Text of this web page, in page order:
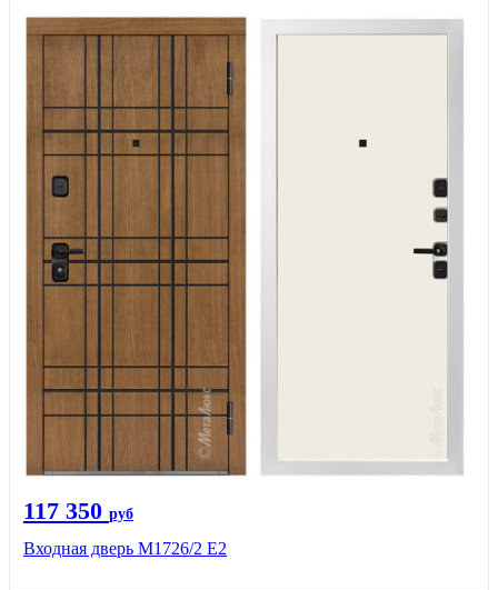
117 350 руб
Входная дверь М1726/2 Е2